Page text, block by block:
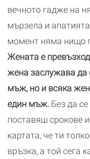
вечното гадже на
мързела и
момент няма нищо
Жената е
жена заслужава да
мъж, но и всяка
един мъж. Без да
поставяш срокове
картата, че ти
връзка, а той сега